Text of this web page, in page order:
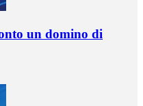
un domino di